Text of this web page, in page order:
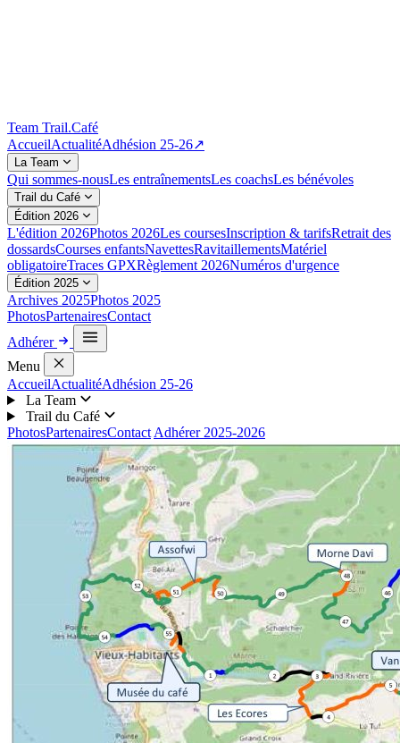
Team Trail.Café
AccueilActualitéAdhésion 25-26↗
La Team
Qui sommes-nousLes entraînementsLes coachsLes bénévoles
Trail du Café
Édition 2026
L'édition 2026Photos 2026Les coursesInscription & tarifsRetrait des
dossardsCourses enfantsNavettesRavitaillementsMatériel
obligatoireTraces GPXRèglement 2026Numéros d'urgence
Édition 2025
Archives 2025Photos 2025
PhotosPartenairesContact
Adhérer
Menu
AccueilActualitéAdhésion 25-26
La Team
Trail du Café
PhotosPartenairesContact Adhérer 2025-2026